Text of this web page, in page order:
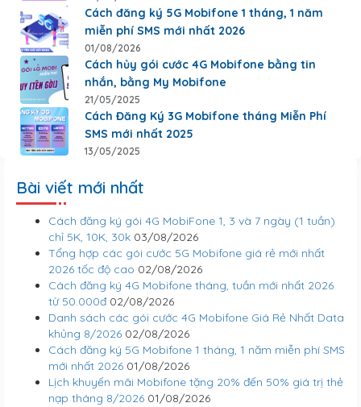
Cách đăng ký 5G Mobifone 1 tháng, 1 năm
miễn phí SMS mới nhất 2026
01/08/2026
Cách hủy gói cước 4G Mobifone bằng tin
nhắn, bằng My Mobifone
21/05/2025
Cách Đăng Ký 3G Mobifone tháng Miễn Phí
SMS mới nhất 2025
13/05/2025
Bài viết mới nhất
Cách đăng ký gói 4G MobiFone 1, 3 và 7 ngày (1 tuần)
chỉ 5K, 10K, 30k 03/08/2026
Tổng hợp các gói cước 5G Mobifone giá rẻ mới nhất
2026 tốc độ cao 02/08/2026
Cách đăng ký 4G Mobifone tháng, tuần mới nhất 2026
từ 50.000đ 02/08/2026
Danh sách các gói cước 4G Mobifone Giá Rẻ Nhất Data
khủng 8/2026 02/08/2026
Cách đăng ký 5G Mobifone 1 tháng, 1 năm miễn phí SMS
mới nhất 2026 01/08/2026
Lịch khuyến mãi Mobifone tặng 20% đến 50% giá trị thẻ
nạp tháng 8/2026 01/08/2026